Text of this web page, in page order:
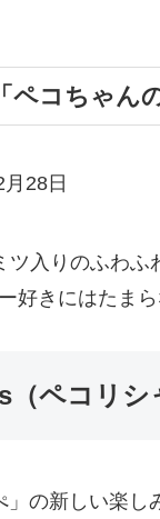
ペコちゃん
28日
ツ入りのふわふ
好きにはたま
（ペコリシ
」の新しい楽